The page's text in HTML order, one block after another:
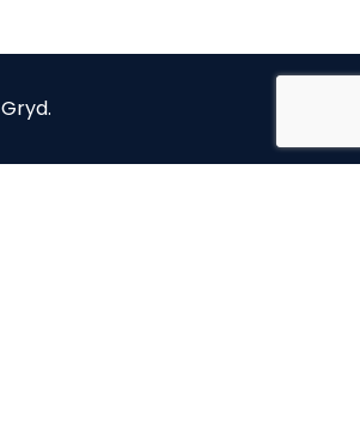
Gryd.